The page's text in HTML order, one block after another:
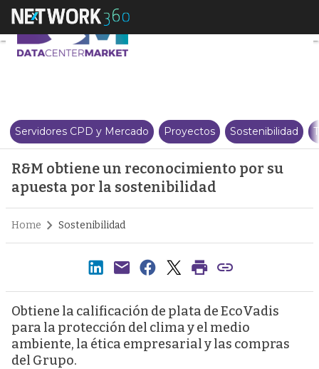
R&M obtiene un
Servidores CPD y Mercado Proyectos Sostenibilidad
R&M obtiene un reconocimiento por su
apuesta por la sostenibilidad
Home Sostenibilidad
Obtiene la calificación de plata de EcoVadis
para la protección del clima y el medio
ambiente, la ética empresarial y las compras
del Grupo.